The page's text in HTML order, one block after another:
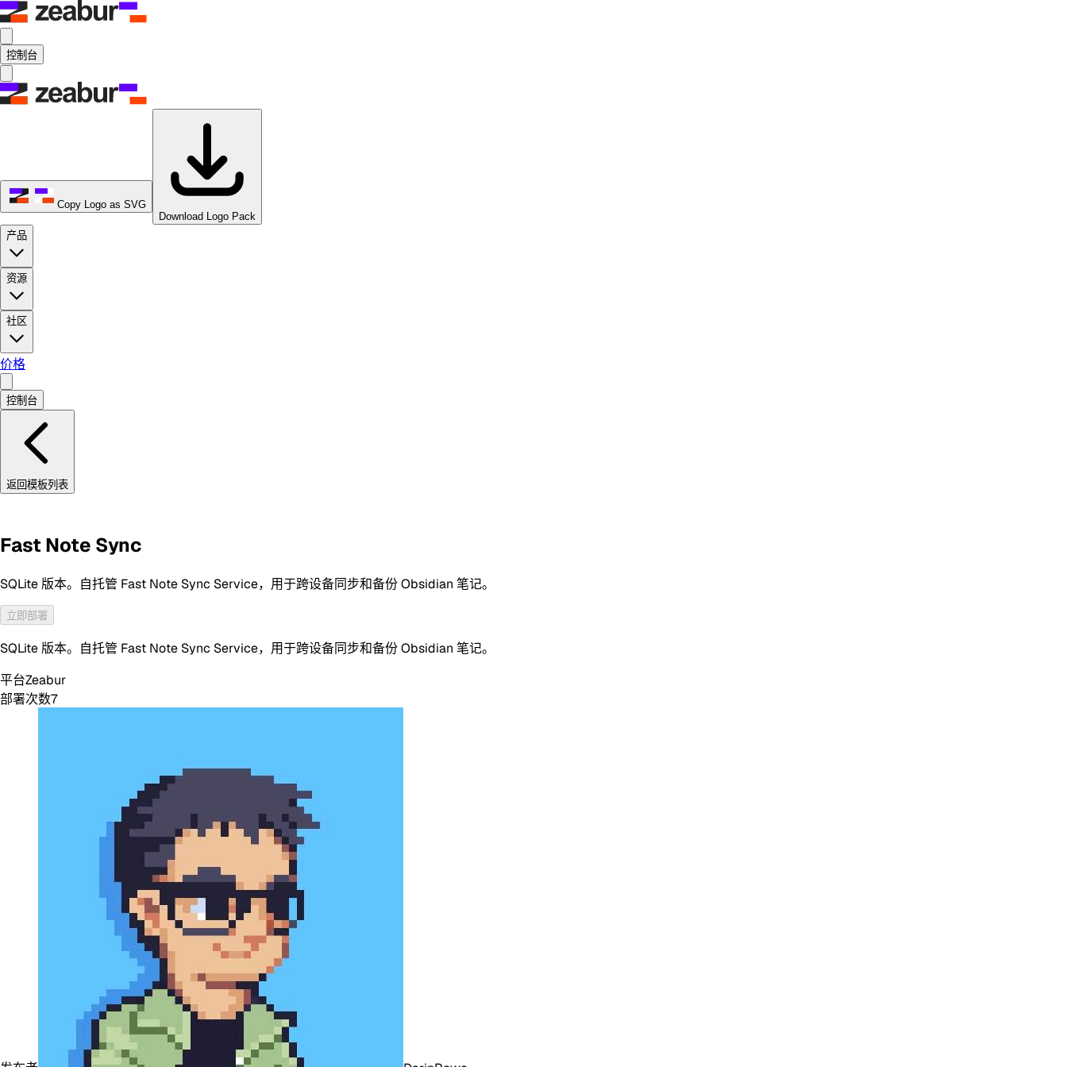
控制台
Copy Logo as SVG
Download Logo Pack
产品
资源
社区
价格
控制台
返回模板列表
Fast Note Sync
SQLite 版本。自托管 Fast Note Sync Service，用于跨设备同步和备份 Obsidian 笔记。
立即部署
SQLite 版本。自托管 Fast Note Sync Service，用于跨设备同步和备份 Obsidian 笔记。
平台Zeabur
部署次数7